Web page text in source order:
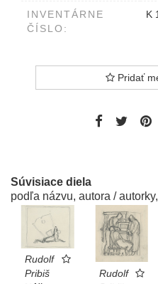
INVENTÁRNE
ČÍSLO:
K
Pridať
Súvisiace diela
podľa názvu, autora /
Rudolf
Pribiš
Rudolf